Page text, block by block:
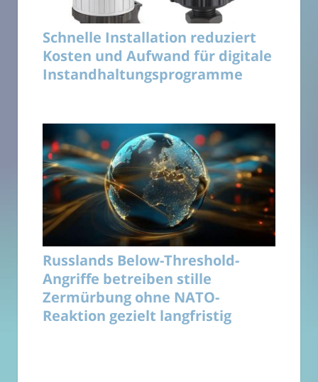
Schnelle Installation reduziert
Kosten und Aufwand für digitale
Instandhaltungsprogramme
Russlands Below-Threshold-
Angriffe betreiben stille
Zermürbung ohne NATO-
Reaktion gezielt langfristig